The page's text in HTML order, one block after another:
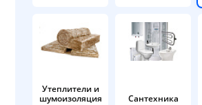
Утеплители и
шумоизоляция
Сантехника